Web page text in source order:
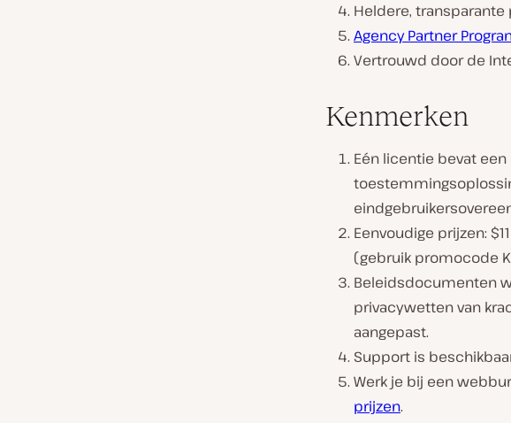
Heldere,
Agency Partner
Vertrouwd door de
Kenmerken
Eén licentie bevat
Eenvoudige prijzen:
(gebruik promocode
Beleidsdocumenten
privacywetten van
aangepast.
Support is
Werk je bij een
prijzen.